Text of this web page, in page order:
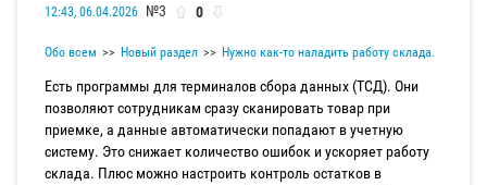
12:43, 06.04.2026 №3 0
Обо всем Новый раздел Нужно как-то наладить работу склада.
Есть программы для терминалов сбора данных (ТСД). Они
позволяют сотрудникам сразу сканировать товар при
приемке, а данные автоматически попадают в учетную
систему. Это снижает количество ошибок и ускоряет работу
склада. Плюс можно настроить контроль остатков в